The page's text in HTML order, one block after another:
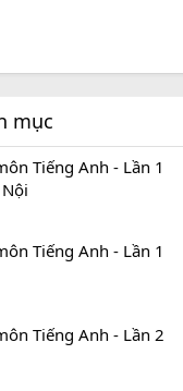
mục
Tiếng Anh - Lần 1
Tiếng Anh - Lần 1
Tiếng Anh - Lần 2